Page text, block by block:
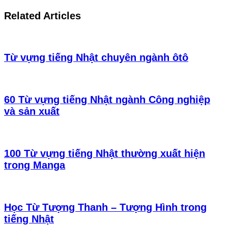
Related Articles
Từ vựng tiếng Nhật chuyên ngành ôtô
60 Từ vựng tiếng Nhật ngành Công nghiệp
và sản xuất
100 Từ vựng tiếng Nhật thường xuất hiện
trong Manga
Học Từ Tượng Thanh – Tượng Hình trong
tiếng Nhật